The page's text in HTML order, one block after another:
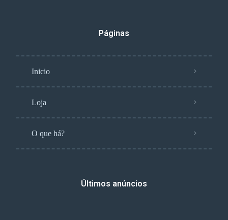
Páginas
Inicio
Loja
O que há?
Últimos anúncios